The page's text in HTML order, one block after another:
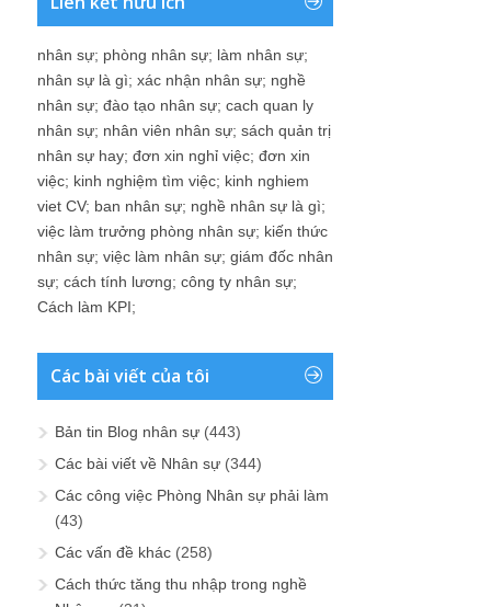
nhân sự; phòng nhân sự; làm nhân sự;
nhân sự là gì; xác nhận nhân sự; nghề
nhân sự; đào tạo nhân sự; cach quan ly
nhân sự; nhân viên nhân sự; sách quản trị
nhân sự hay; đơn xin nghỉ việc; đơn xin
việc; kinh nghiệm tìm việc; kinh nghiem
viet CV; ban nhân sự; nghề nhân sự là gì;
việc làm trưởng phòng nhân sự; kiến thức
nhân sự; việc làm nhân sự; giám đốc nhân
sự; cách tính lương; công ty nhân sự;
Cách làm KPI;
Các bài viết của tôi
Bản tin Blog nhân sự (443)
Các bài viết về Nhân sự (344)
Các công việc Phòng Nhân sự phải làm
(43)
Các vấn đề khác (258)
Cách thức tăng thu nhập trong nghề